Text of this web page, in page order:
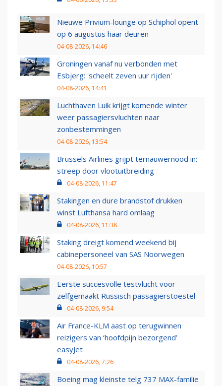
Nieuwe Privium-lounge op Schiphol opent
op 6 augustus haar deuren
04-08-2026, 14:46
Groningen vanaf nu verbonden met
Esbjerg: 'scheelt zeven uur rijden'
04-08-2026, 14:41
Luchthaven Luik krijgt komende winter
weer passagiersvluchten naar
zonbestemmingen
04-08-2026, 13:54
Brussels Airlines grijpt ternauwernood in:
streep door vlootuitbreiding
04-08-2026, 11:47
Stakingen en dure brandstof drukken
winst Lufthansa hard omlaag
04-08-2026, 11:38
Staking dreigt komend weekend bij
cabinepersoneel van SAS Noorwegen
04-08-2026, 10:57
Eerste succesvolle testvlucht voor
zelfgemaakt Russisch passagierstoestel
04-08-2026, 9:54
Air France-KLM aast op terugwinnen
reizigers van ‘hoofdpijn bezorgend’
easyJet
04-08-2026, 7:26
Boeing mag kleinste telg 737 MAX-familie